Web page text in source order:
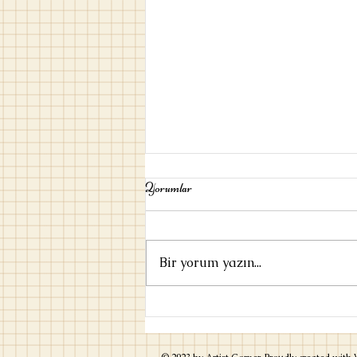
Umut / Ayşe Kulin
Yorumlar
Bir yorum yazın...